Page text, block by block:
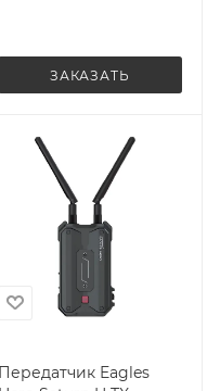
ЗАКАЗАТЬ
Передатчик Eagles